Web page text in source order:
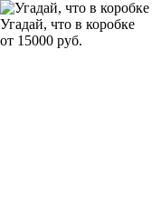
Угадай, что в коробке
от 15000 руб.